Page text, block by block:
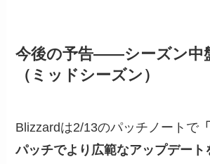
今後の予告——シーズン中
（ミッドシーズン）
Blizzardは2/13のパッチノートで
パッチでより広範なアップデート